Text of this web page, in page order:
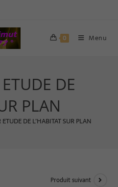
0 Menu
DE
PLAN
DE L’HABITAT SUR PLAN
Produit suivant